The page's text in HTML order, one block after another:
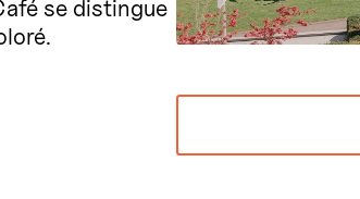
se distingue